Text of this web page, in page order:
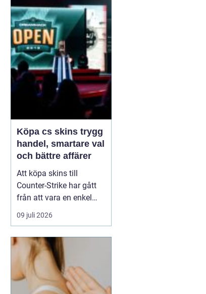
värmeupplevelse. Till
skillnad från en
torrbastu arbetar den
mer med fukt än extrem
värme, vilket g&o...
Köpa cs skins trygg
handel, smartare val
och bättre affärer
Att köpa skins till
Counter-Strike har gått
från att vara en enkel
hobby till att bli en egen
liten ekonomi. Värdet på
vapen kan motsvara en
mobiltelefon, och
misstag kan bli dyra.
Därför söker många
09 juli 2026